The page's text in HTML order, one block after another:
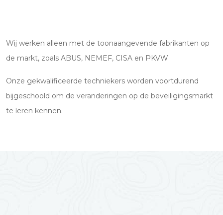
Wij werken alleen met de toonaangevende fabrikanten op
de markt, zoals ABUS, NEMEF, CISA en PKVW
Onze gekwalificeerde techniekers worden voortdurend
bijgeschoold om de veranderingen op de beveiligingsmarkt
te leren kennen.